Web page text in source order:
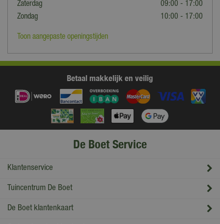
Zaterdag
09:00 - 17:00
Zondag
10:00 - 17:00
Toon aangepaste openingstijden
Betaal makkelijk en veilig
De Boet Service
Klantenservice
Tuincentrum De Boet
De Boet klantenkaart